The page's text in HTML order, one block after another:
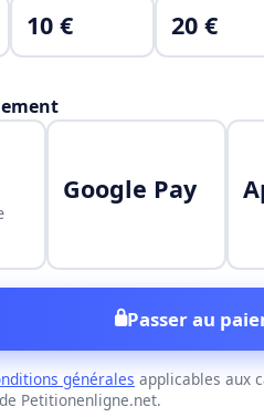
10 € 20 €
Google Pay
Passer au
générales applicables aux
de Petitionenligne.net.